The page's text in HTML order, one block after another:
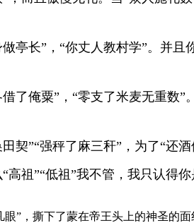
亭长”，“你丈人教村学”。并
了俺粟”，“零支了米麦无重数”
契”“强秤了麻三秆”，为了“还
祖”“低祖”我不管，我只认得你
”，撕下了蒙在帝王头上的神圣的